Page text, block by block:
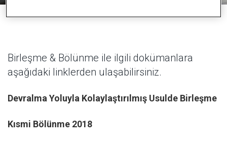
Birleşme & Bölünme ile ilgili dokümanlara
aşağıdaki linklerden ulaşabilirsiniz.
Devralma Yoluyla Kolaylaştırılmış Usulde Birleşme
Kısmi Bölünme 2018​